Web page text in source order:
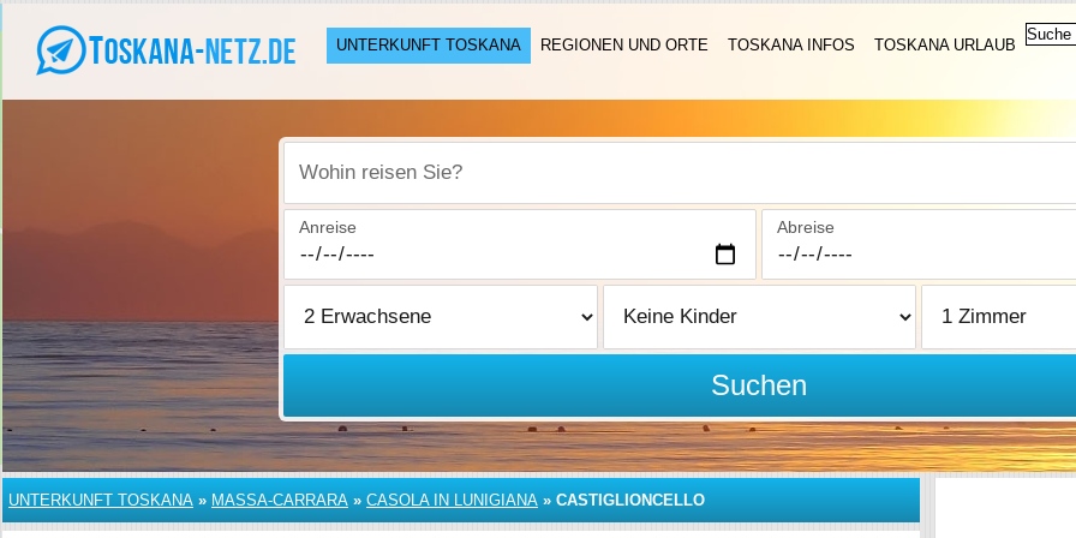
UNTERKUNFT TOSKANA REGIONEN UND ORTE TOSKANA INFOS TOSKANA URLAUB
Wohin reisen Sie?
Anreise Abreise
Suchen
UNTERKUNFT TOSKANA » MASSA-CARRARA » CASOLA IN LUNIGIANA » CASTIGLIONCELLO